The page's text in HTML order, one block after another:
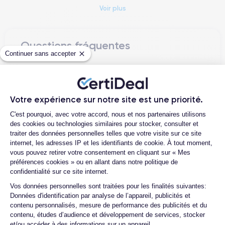
Continuer sans accepter
Votre expérience sur notre site est une priorité.
Plateforme de Gestion du
C'est pourquoi, avec votre accord, nous et nos partenaires utilisons
des cookies ou technologies similaires pour stocker, consulter et
traiter des données personnelles telles que votre visite sur ce site
internet, les adresses IP et les identifiants de cookie. À tout moment,
vous pouvez retirer votre consentement en cliquant sur « Mes
préférences cookies » ou en allant dans notre politique de
confidentialité sur ce site internet.
Vos données personnelles sont traitées pour les finalités suivantes:
Données d'identification par analyse de l’appareil, publicités et
contenu personnalisés, mesure de performance des publicités et du
contenu, études d’audience et développement de services, stocker
Axeptio consent
Abordant des défis importants tels que la durabilité
fonctions de sécurité et de confidentialité sur ce modèle.
le 16 septembre 2023, l'iPhone 15 Plus symbolise une
avancée majeure dans l'histoire de l'innovation d'Apple,
équilibrant la pointe de la technologie avec des engagements
éthiques.
L'iPhone 15 Plusse distingue par une série de fonctionnalités
avancées qui le placent au sommet du secteur technologique.
Photographie Pro :Avec un nouveau système de caméras
Pro, comprenant un capteur principal de 50 MP et la
technologie ProRAW, l'iPhone 15 Plus élève la photographie
mobile à des niveaux professionnels, notamment dans des
conditions de faible luminosité.
Voir plus
Questions fréquentes
Plus reconditionné ?
Quelle est la différence entre un
iPhone 15 Plus d’occasion et un iPhone
15 Plus reconditionné ?
Quelles sont les options disponibles sur
les batteries ?
Quels accessoires sont inclus avec la
commande ?
Quelles garanties offrez-vous sur vos
produits ?
Quels sont vos moyens de paiement ?